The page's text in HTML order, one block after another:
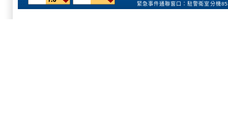
緊急事件通聯窗口：駐警衛室分機